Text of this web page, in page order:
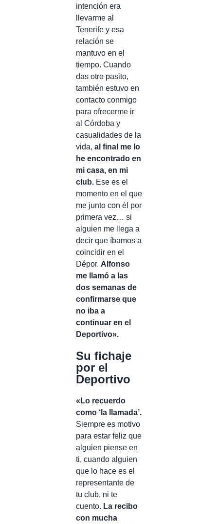
intención era
llevarme al
Tenerife y esa
relación se
mantuvo en el
tiempo. Cuando
das otro pasito,
también estuvo en
contacto conmigo
para ofrecerme ir
al Córdoba y
casualidades de la
vida, al final me lo
he encontrado en
mi casa, en mi
club. Ese es el
momento en el que
me junto con él por
primera vez… si
alguien me llega a
decir que íbamos a
coincidir en el
Dépor. Alfonso
me llamó a las
dos semanas de
confirmarse que
no iba a
continuar en el
Deportivo».
Su fichaje
por el
Deportivo
«Lo recuerdo
como ‘la llamada’.
Siempre es motivo
para estar feliz que
alguien piense en
ti, cuando alguien
que lo hace es el
representante de
tu club, ni te
cuento. La recibo
con mucha